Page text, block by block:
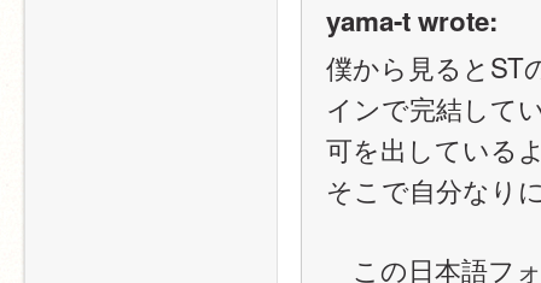
yama-t wrote:
僕から見るとST
インで完結して
可を出している
そこで自分なり
この日本語フ